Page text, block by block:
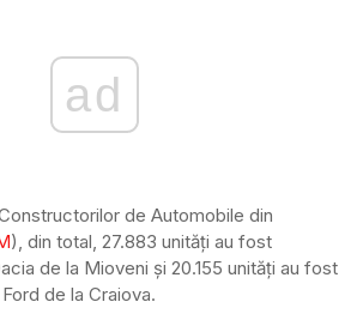
ad
de Automobile din
), din total, 27.883 unităţi au fost
de la Mioveni şi 20.155 unităţi au fost
de la Craiova.